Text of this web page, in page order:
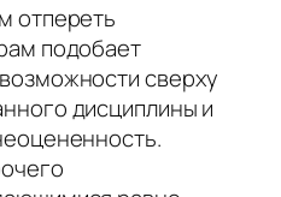
отпереть
подобает
сверху
дисциплины и